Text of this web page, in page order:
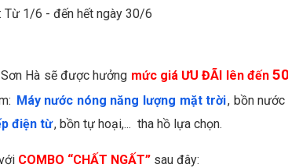
Từ 1/6 - đến hết ngày 30/6
Hà sẽ được hưởng mức giá ƯU ĐÃI lên đến50
Máy nước nóng năng lượng mặt trời, bồn nước
điện từ, bồn tự hoại,... tha hồ lựa chọn.
COMBO “CHẤT NGẤT” sau đây: